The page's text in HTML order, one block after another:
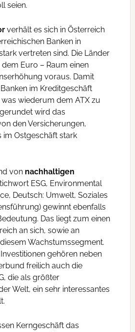
seien.
verhält es sich in Österreich
Banken in
vertreten sind. Die Länder
Euro – Raum einen
voraus. Damit
im Kreditgeschäft
wiederum dem ATX zu
wird das
den Versicherungen,
im Ostgeschäft stark
von nachhaltigen
ESG, Environmental
Deutsch: Umwelt, Soziales
gewinnt ebenfalls
Das liegt zum einen
an sich, sowie an
Wachstumssegment.
gehören neben
freilich auch die
die als größter
Welt, ein sehr interessantes
Kerngeschäft das